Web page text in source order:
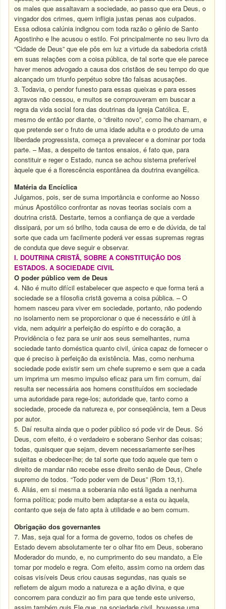
os males que assaltavam a sociedade, ao passo que era Deus, o
vingador dos crimes, quem infligia justas penas aos culpados.
Essa odiosa calúnia indignou com toda razão o gênio de Santo
Agostinho e lhe acusou o estilo. Foi principalmente no seu livro da
“Cidade de Deus” que ele pôs em luz a virtude da sabedoria cristã
em suas relações com a coisa pública, de tal sorte que ele parece
haver menos advogado a causa dos cristãos de seu tempo do que
alcançado um triunfo perpétuo sobre tão falsas acusações.
3. Todavia, o pendor funesto para essas queixas e para esses
agravos não cessou, e muitos se comprouveram em buscar a
regra da vida social fora das doutrinas da Igreja Católica. E,
mesmo de então por diante, o “direito novo”, como lhe chamam, e
que pretende ser o fruto de uma idade adulta e o produto de uma
liberdade progressista, começa a prevalecer e a dominar por toda
parte. – Mas, a despeito de tantos ensaios, é fato que, para
constituir e reger o Estado, nunca se achou sistema preferível
àquele que é a florescência espontânea da doutrina evangélica.
Matéria da Encíclica
Julgamos, pois, ser de suma importância e conforme ao Nosso
múnus Apostólico confrontar as novas teorias sociais com a
doutrina cristã. Destarte, temos a confiança de que a verdade
dissipará, por um só brilho, toda causa de erro e de dúvida, de tal
sorte que cada um facilmente poderá ver essas supremas regras
de conduta que deve seguir e observar.
I. DOUTRINA CRISTÃ, SOBRE A CONSTITUIÇÃO DOS
ESTADOS. A SOCIEDADE CIVIL
O poder público vem de Deus
4. Não é muito difícil estabelecer que aspecto e que forma terá a
sociedade se a filosofia cristã governa a coisa pública. – O
homem nasceu para viver em sociedade, portanto, não podendo
no isolamento nem se proporcionar o que é necessário e útil à
vida, nem adquirir a perfeição do espírito e do coração, a
Providência o fez para se unir aos seus semelhantes, numa
sociedade tanto doméstica quanto civil, única capaz de fornecer o
que é preciso à perfeição da existência. Mas, como nenhuma
sociedade pode existir sem um chefe supremo e sem que a cada
um imprima um mesmo impulso eficaz para um fim comum, daí
resulta ser necessária aos homens constituídos em sociedade
uma autoridade para rege-los; autoridade que, tanto como a
sociedade, procede da natureza e, por conseqüência, tem a Deus
por autor.
5. Daí resulta ainda que o poder público só pode vir de Deus. Só
Deus, com efeito, é o verdadeiro e soberano Senhor das coisas;
todas, quaisquer que sejam, devem necessariamente ser-lhes
sujeitas e obedecer-lhe; de tal sorte que todo aquele que tem o
direito de mandar não recebe esse direito senão de Deus, Chefe
supremo de todos. “Todo poder vem de Deus” (Rom 13,1).
6. Aliás, em si mesma a soberania não está ligada a nenhuma
forma política; pode muito bem adaptar-se a esta ou àquela,
contanto que seja de fato apta à utilidade e ao bem comum.
Obrigação dos governantes
7. Mas, seja qual for a forma de governo, todos os chefes de
Estado devem absolutamente ter o olhar fito em Deus, soberano
Moderador do mundo, e, no cumprimento do seu mandato, a Ele
tomar por modelo e regra. Com efeito, assim como na ordem das
coisas visíveis Deus criou causas segundas, nas quais se
refletem de algum modo a natureza e a ação divina, e que
concorrem para conduzir ao fim para que tende este universo,
assim também quis Ele que, na sociedade civil, houvesse uma